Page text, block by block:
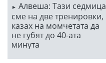
Алвеша: Тази седмица
сме на две тренировки,
казах на момчетата да
не губят до 40-ата
минута